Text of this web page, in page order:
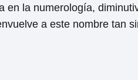
en la numerología,
a este nombre tan